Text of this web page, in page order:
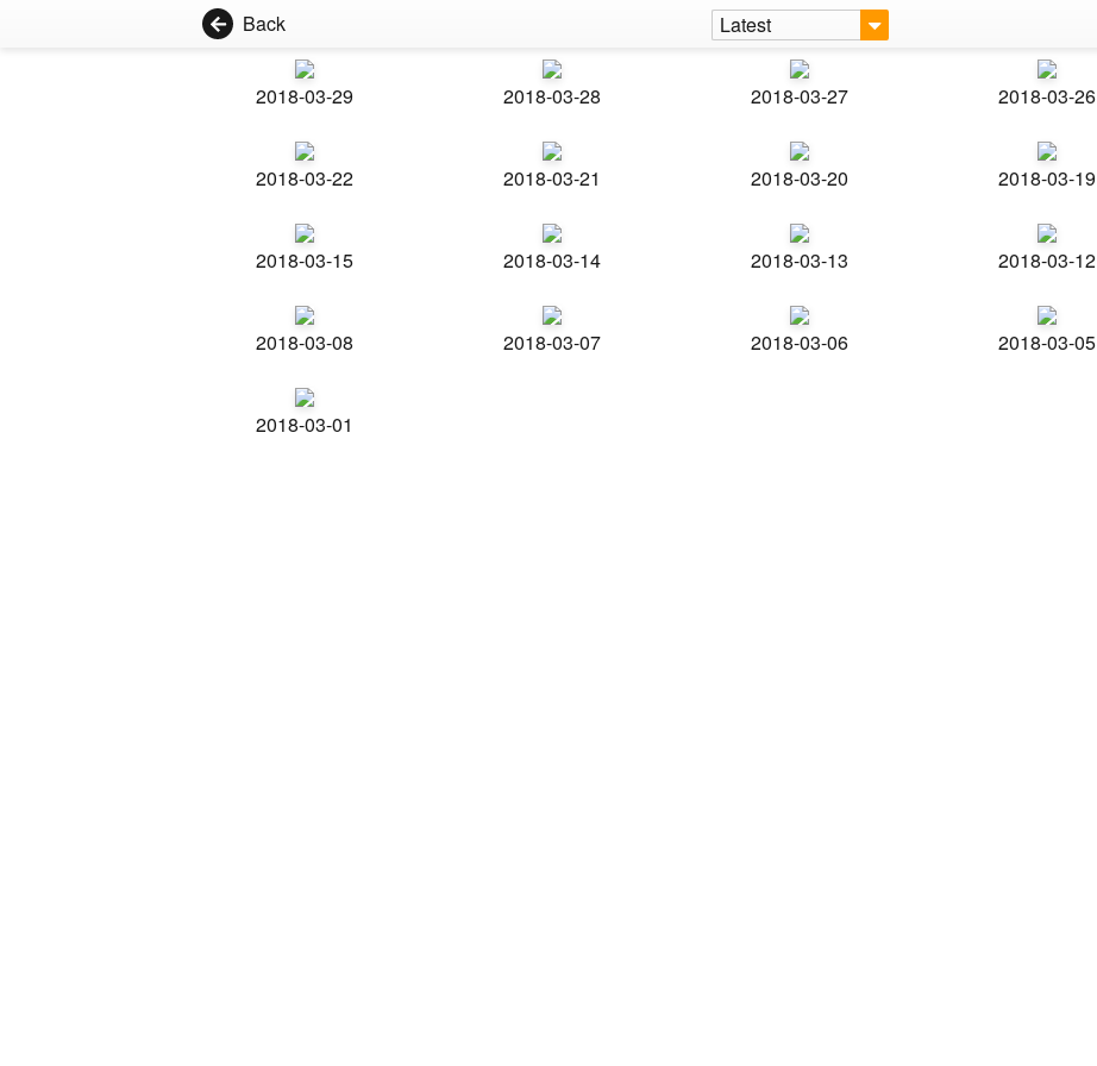
Back Latest
2018-03-29 2018-03-28 2018-03-27 2018-03-26
2018-03-22 2018-03-21 2018-03-20 2018-03-19
2018-03-15 2018-03-14 2018-03-13 2018-03-12
2018-03-08 2018-03-07 2018-03-06 2018-03-05
2018-03-01